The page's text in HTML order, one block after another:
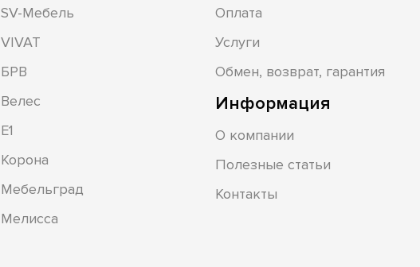
SV-Мебель
VIVAT
БРВ
Велес
Е1
Корона
Мебельград
Мелисса
Оплата
Услуги
Обмен, возврат, гарантия
Информация
О компании
Полезные статьи
Контакты